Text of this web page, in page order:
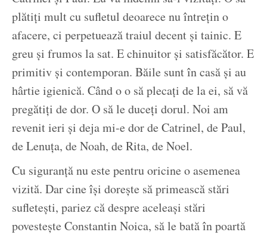
plătiți mult cu sufletul deoarece nu întrețin o
afacere, ci perpetuează traiul decent și tainic. E
greu și frumos la sat. E chinuitor și satisfăcător. E
primitiv și contemporan. Băile sunt în casă și au
hârtie igienică. Când o o să plecați de la ei, să vă
pregătiți de dor. O să le duceți dorul. Noi am
revenit ieri și deja mi-e dor de Catrinel, de Paul,
de Lenuța, de Noah, de Rita, de Noel.
Cu siguranță nu este pentru oricine o asemenea
vizită. Dar cine își dorește să primească stări
sufletești, pariez că despre aceleași stări
povestește Constantin Noica, să le bată în poartă